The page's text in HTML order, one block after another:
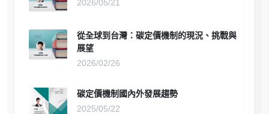
2026/05/21
從全球到台灣：碳定價機制的現況、挑戰與
展望
2026/02/26
碳定價機制國內外發展趨勢
2025/05/22